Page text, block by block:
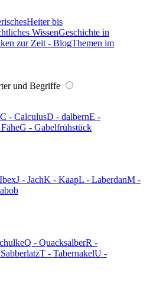
Heiter bis
WissenGeschichte in
zur Zeit - BlogThemen im
und Begriffe
C - CalculusD - dalbernE -
G - Gabelfrühstück
J - JachK - KaapL - LaberdanM -
Q - QuacksalberR -
T - TabernakelU -